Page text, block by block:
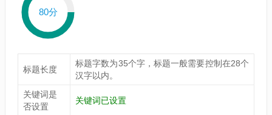
80分
标题长度
标题字数为35个字，标题一般需要控制在28个
汉字以内。
关键词是
否设置
关键词已设置